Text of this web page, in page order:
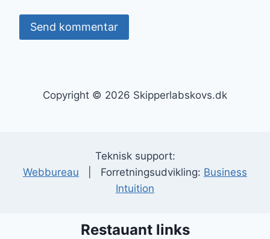
Copyright © 2026 Skipperlabskovs.dk
Teknisk support:
Webbureau | Forretningsudvikling: Business
Intuition
Restauant links